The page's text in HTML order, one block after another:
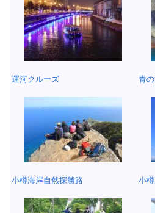
運河クルーズ
小樽海岸自然探勝路
青
小